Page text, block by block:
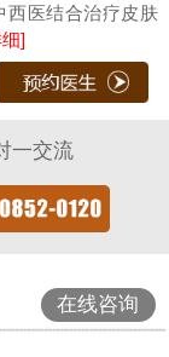
西医结合治疗皮肤
]
一交流
在线咨询